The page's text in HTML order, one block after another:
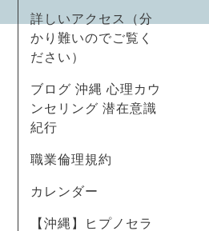
詳しいアクセス（分
かり難いのでご覧く
ださい）
ブログ 沖縄 心理カウ
ンセリング 潜在意識
紀行
職業倫理規約
カレンダー
【沖縄】ヒプノセラ